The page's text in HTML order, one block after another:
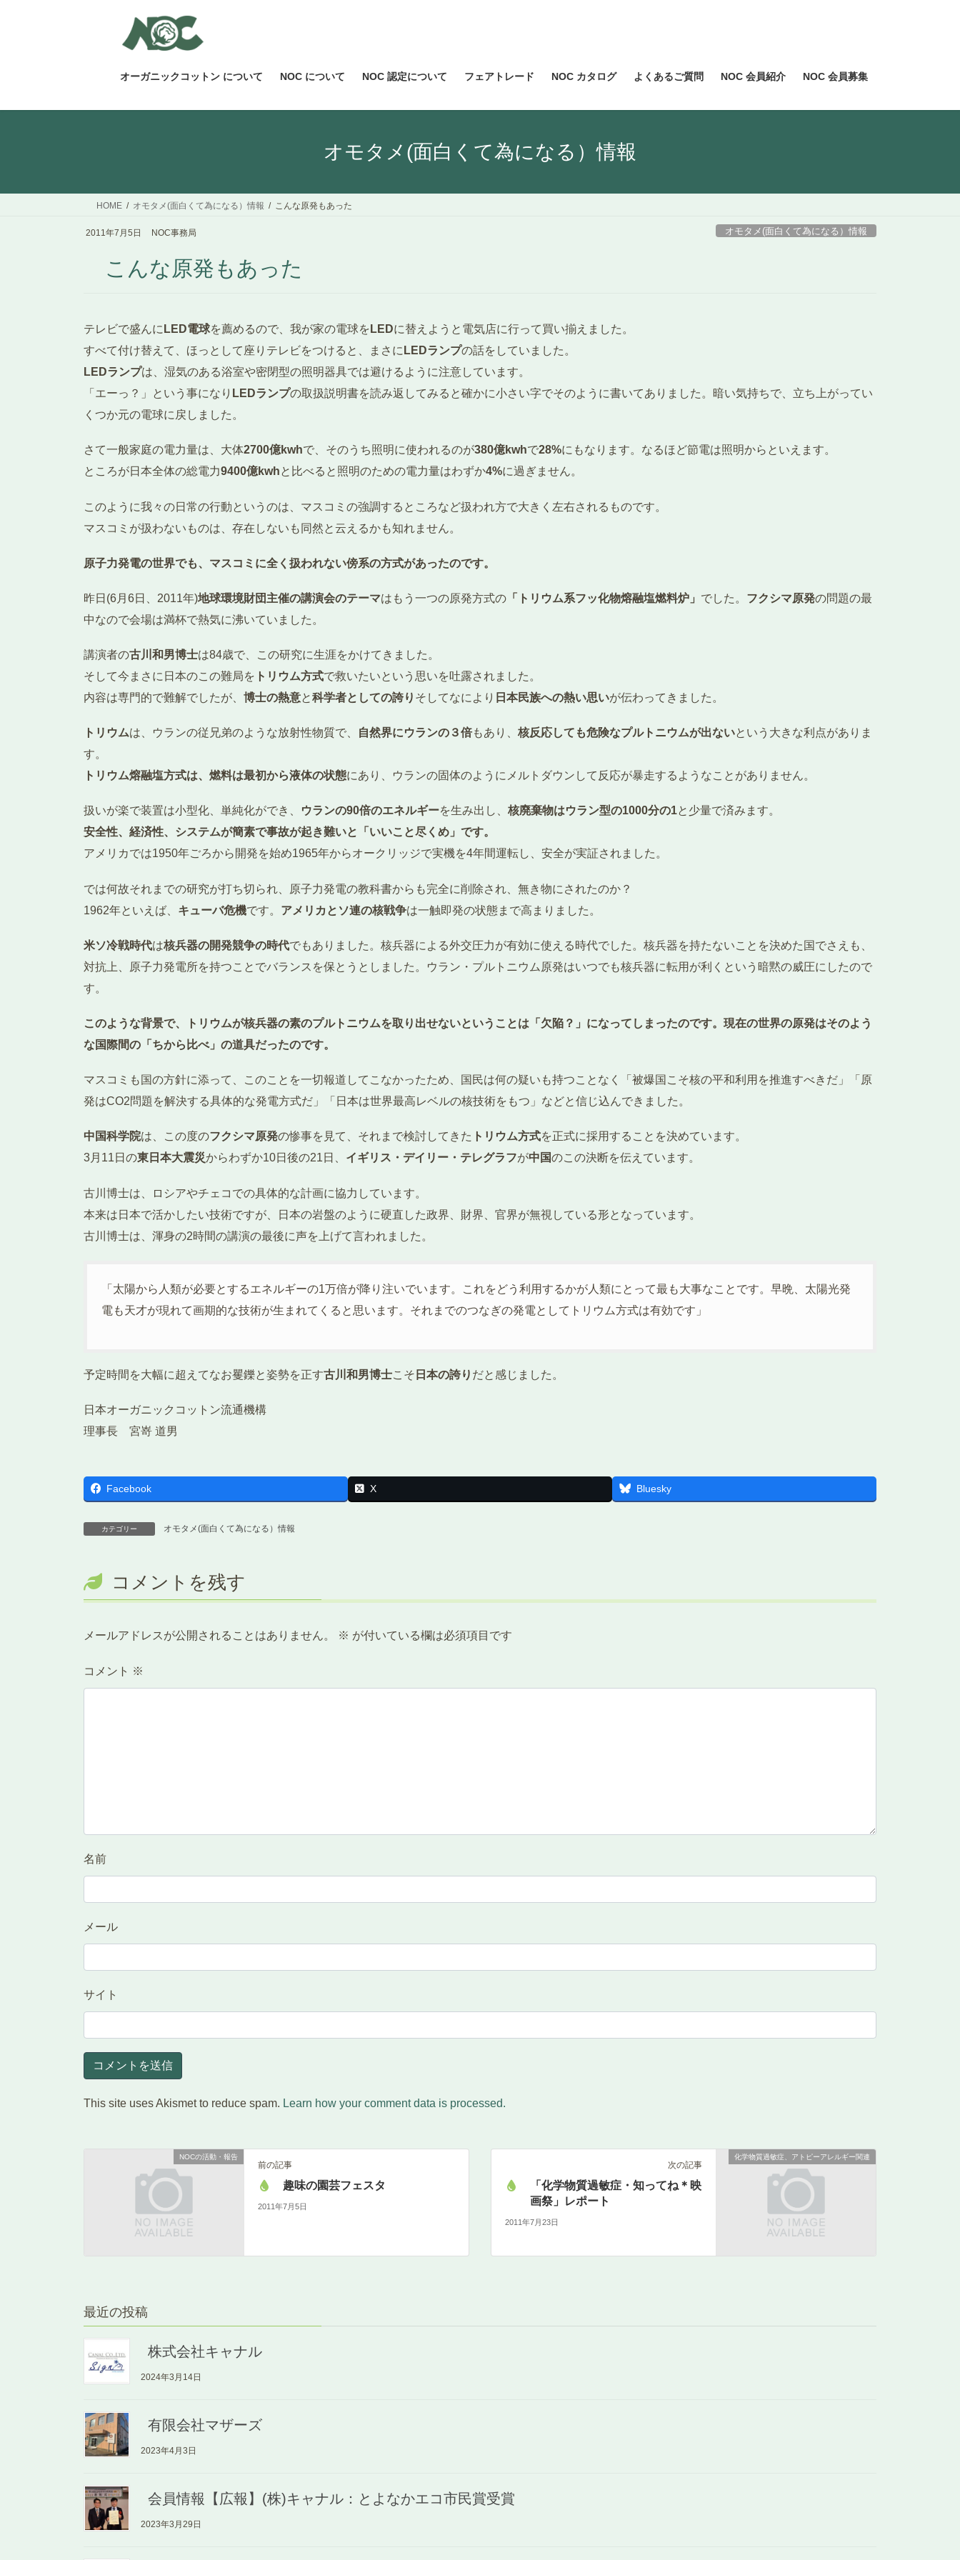
ス
ン
オーガニックコットン について NOC について NOC 認定について フェアトレード NOC カタログ よくあるご質問 NOC 会員紹介 NOC 会員募集
オモタメ(面白くて為になる）情報
HOME オモタメ(面白くて為になる）情報 こんな原発もあった
2011年7月5日 NOC事務局 オモタメ(面白くて為になる）情報
こんな原発もあった
テレビで盛んに LED電球を薦めるので、我が家の電球を LEDに替えようと電気店に行って買い揃えました。
すべて付け替えて、ほっとして座りテレビをつけると、まさに LEDランプの話をしていました。
LEDランプは、湿気のある浴室や密閉型の照明器具では避けるように注意しています。
「エーっ？」という事になり LEDランプの取扱説明書を読み返してみると確かに小さい字でそのように書いてありました。暗い気持ちで、立ち上がってい
くつか元の電球に戻しました。
さて一般家庭の電力量は、大体2700億kwhで、そのうち照明に使われるのが380億kwhで28%にもなります。なるほど節電は照明からといえます。
ところが日本全体の総電力9400億kwhと比べると照明のための電力量はわずか4%に過ぎません。
このように我々の日常の行動というのは、マスコミの強調するところなど扱われ方で大きく左右されるものです。
マスコミが扱わないものは、存在しないも同然と云えるかも知れません。
原子力発電の世界でも、マスコミに全く扱われない傍系の方式があったのです。
昨日(6月6日、2011年)地球環境財団主催の講演会のテーマはもう一つの原発方式の 「トリウム系フッ化物熔融塩燃料炉」 でした。 フクシマ原発の問題の最
中なので会場は満杯で熱気に沸いていました。
講演者の古川和男博士は84歳で、この研究に生涯をかけてきました。
そして今まさに日本のこの難局を トリウム方式で救いたいという思いを吐露されました。
内容は専門的で難解でしたが、 博士の熱意と科学者としての誇り そしてなにより 日本民族への熱い思いが伝わってきました。
トリウムは、ウランの従兄弟のような放射性物質で、 自然界にウランの３倍もあり、 核反応しても危険なプルトニウムが出ないという大きな利点がありま
す。
トリウム熔融塩方式は、燃料は最初から液体の状態にあり、ウランの固体のようにメルトダウンして反応が暴走するようなことがありません。
扱いが楽で装置は小型化、単純化ができ、 ウランの90倍のエネルギーを生み出し、 核廃棄物はウラン型の1000分の1と少量で済みます。
安全性、経済性、システムが簡素で事故が起き難いと「いいこと尽くめ」です。
アメリカでは1950年ごろから開発を始め1965年からオークリッジで実機を4年間運転し、安全が実証されました。
では何故それまでの研究が打ち切られ、原子力発電の教科書からも完全に削除され、無き物にされたのか？
1962年といえば、 キューバ危機です。 アメリカとソ連の核戦争は一触即発の状態まで高まりました。
米ソ冷戦時代は核兵器の開発競争の時代でもありました。核兵器による外交圧力が有効に使える時代でした。核兵器を持たないことを決めた国でさえも、
対抗上、原子力発電所を持つことでバランスを保とうとしました。ウラン・プルトニウム原発はいつでも核兵器に転用が利くという暗黙の威圧にしたので
す。
このような背景で、トリウムが核兵器の素のプルトニウムを取り出せないということは「欠陥？」になってしまったのです。現在の世界の原発はそのよう
な国際間の「ちから比べ」の道具だったのです。
マスコミも国の方針に添って、このことを一切報道してこなかったため、国民は何の疑いも持つことなく「被爆国こそ核の平和利用を推進すべきだ」「原
発はCO2問題を解決する具体的な発電方式だ」「日本は世界最高レベルの核技術をもつ」などと信じ込んできました。
中国科学院は、この度のフクシマ原発の惨事を見て、それまで検討してきた トリウム方式を正式に採用することを決めています。
3月11日の東日本大震災からわずか10日後の21日、 イギリス・デイリー・テレグラフが中国のこの決断を伝えています。
古川博士は、ロシアやチェコでの具体的な計画に協力しています。
本来は日本で活かしたい技術ですが、日本の岩盤のように硬直した政界、財界、官界が無視している形となっています。
古川博士は、渾身の2時間の講演の最後に声を上げて言われました。
「太陽から人類が必要とするエネルギーの1万倍が降り注いでいます。これをどう利用するかが人類にとって最も大事なことです。早晩、太陽光発
電も天才が現れて画期的な技術が生まれてくると思います。それまでのつなぎの発電としてトリウム方式は有効です」
予定時間を大幅に超えてなお矍鑠と姿勢を正す古川和男博士こそ 日本の誇り だと感じました。
日本オーガニックコットン流通機構
理事長 宮嵜 道男
Facebook X Bluesky
カテゴリー オモタメ(面白くて為になる）情報
コメントを残す
メールアドレスが公開されることはありません。 ※ が付いている欄は必須項目です
コメント ※
名前
メール
サイト
This site uses Akismet to reduce spam. Learn how your comment data is processed.
NOCの活動・報告
前の記事
趣味の園芸フェスタ
2011年7月5日
化学物質過敏症、アトピーアレルギー関連
次の記事
「化学物質過敏症・知ってね＊映
画祭」レポート
2011年7月23日
最近の投稿
株式会社キャナル
2024年3月14日
有限会社マザーズ
2023年4月3日
会員情報【広報】(株)キャナル：とよなかエコ市民賞受賞
2023年3月29日